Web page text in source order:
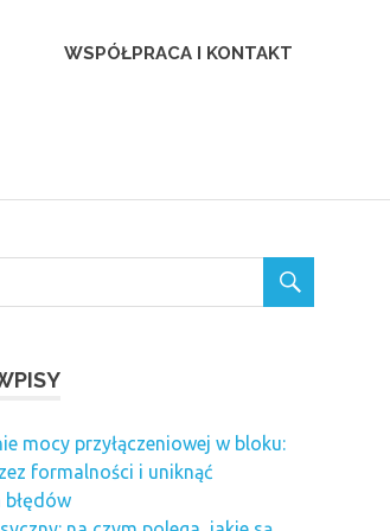
WSPÓŁPRACA I KONTAKT
mocy przyłączeniowej w bloku:
formalności i uniknąć